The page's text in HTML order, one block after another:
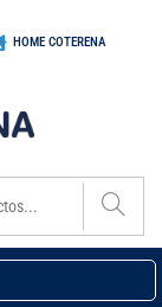
HOME COTERENA